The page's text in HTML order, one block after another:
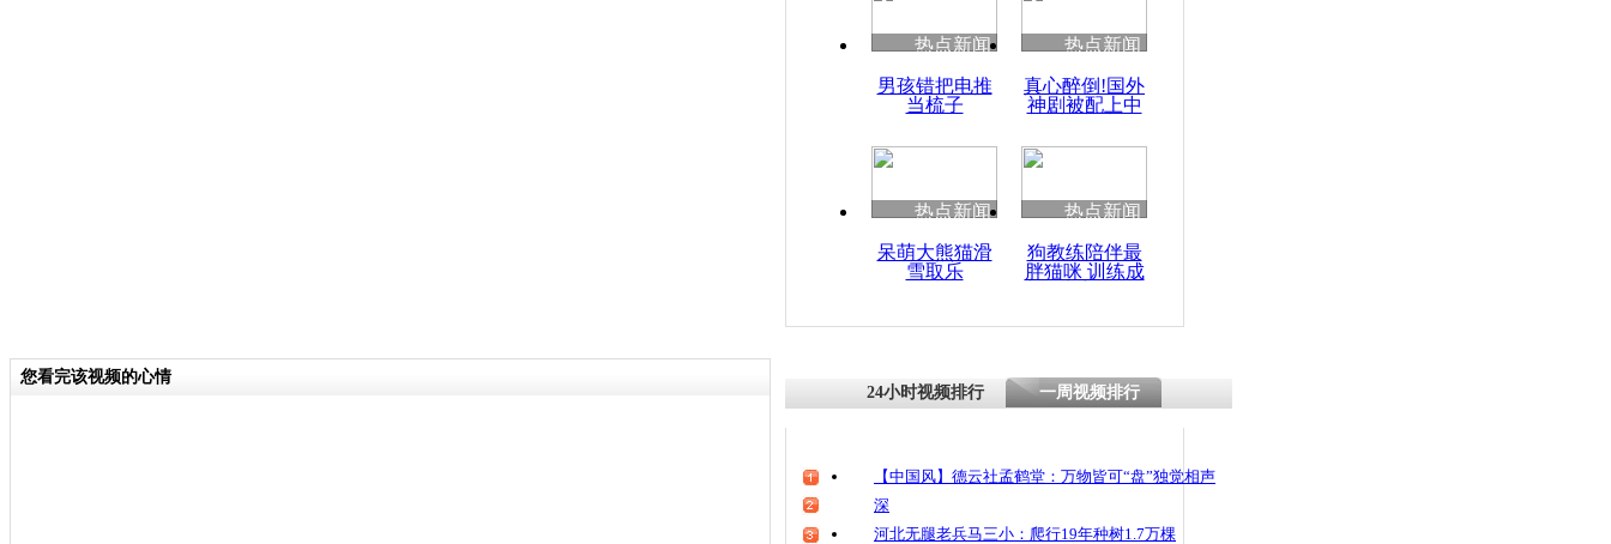
热点新闻
男孩错把电推
当梳子
热点新闻
真心醉倒!国外
神剧被配上中
热点新闻
呆萌大熊猫滑
雪取乐
热点新闻
狗教练陪伴最
胖猫咪 训练成
您看完该视频的心情
24小时视频排行 一周视频排行
【中国风】德云社孟鹤堂：万物皆可“盘”独觉相声
深
河北无腿老兵马三小：爬行19年种树1.7万棵